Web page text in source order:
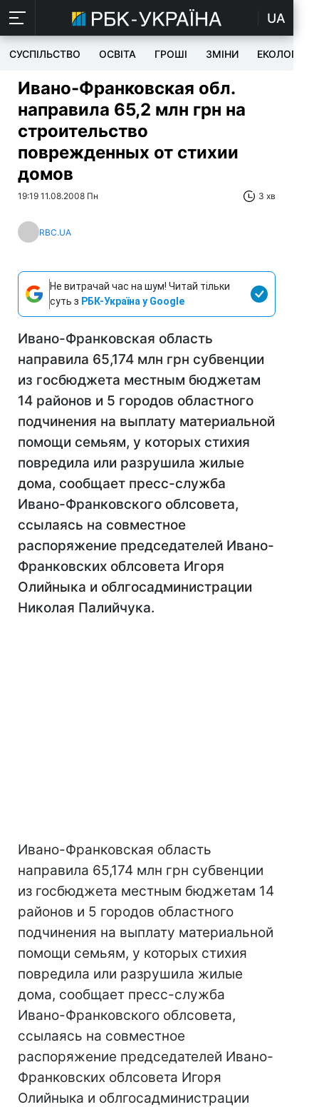
UA
СУСПІЛЬСТВО ОСВІТА ГРОШІ ЗМІНИ ЕКОЛОГІЯ
Ивано-Франковская обл.
направила 65,2 млн грн на
строительство
поврежденных от стихии
домов
19:19 11.08.2008 Пн 3 хв
RBC.UA
Не витрачай час на шум! Читай тільки
суть з РБК-Україна у Google
Ивано-Франковская область
направила 65,174 млн грн субвенции
из госбюджета местным бюджетам
14 районов и 5 городов областного
подчинения на выплату материальной
помощи семьям, у которых стихия
повредила или разрушила жилые
дома, сообщает пресс-служба
Ивано-Франковского облсовета,
ссылаясь на совместное
распоряжение председателей Ивано-
Франковских облсовета Игоря
Олийныка и облгосадминистрации
Николая Палийчука.
Ивано-Франковская область
направила 65,174 млн грн субвенции
из госбюджета местным бюджетам 14
районов и 5 городов областного
подчинения на выплату материальной
помощи семьям, у которых стихия
повредила или разрушила жилые
дома, сообщает пресс-служба
Ивано-Франковского облсовета,
ссылаясь на совместное
распоряжение председателей Ивано-
Франковских облсовета Игоря
Олийныка и облгосадминистрации